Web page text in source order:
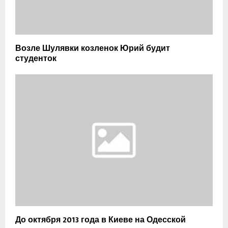
Возле Шулявки козленок Юрий будит
студенток
До октября 2013 года в Киеве на Одесской